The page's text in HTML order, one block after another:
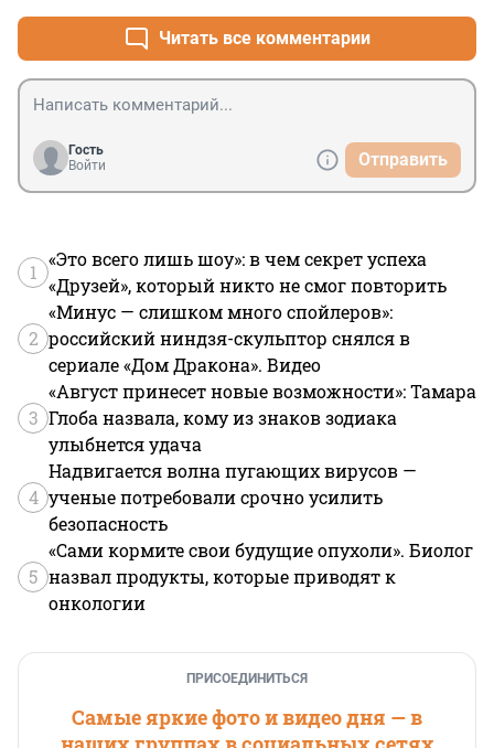
Читать все комментарии
Гость
Войти
Отправить
1
«Это всего лишь шоу»: в чем секрет успеха
«Друзей», который никто не смог повторить
2
«Минус — слишком много спойлеров»:
российский ниндзя-скульптор снялся в
сериале «Дом Дракона». Видео
3
«Август принесет новые возможности»: Тамара
Глоба назвала, кому из знаков зодиака
улыбнется удача
4
Надвигается волна пугающих вирусов —
ученые потребовали срочно усилить
безопасность
5
«Сами кормите свои будущие опухоли». Биолог
назвал продукты, которые приводят к
онкологии
ПРИСОЕДИНИТЬСЯ
Самые яркие фото и видео дня — в